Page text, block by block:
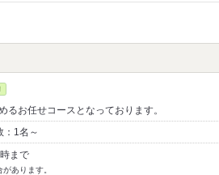
るお任せコースとなっております。
：1名～
まで
あります。